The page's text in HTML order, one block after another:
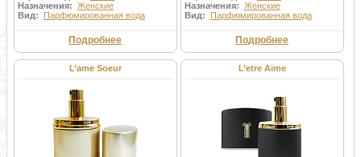
Назначения: Женские
Вид: Парфюмированная вода
Подробнее
Назначения: Женские
Вид: Парфюмированная вода
Подробнее
L’ame Soeur L’etre Aime